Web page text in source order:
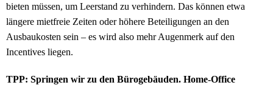
bieten müssen, um Leerstand zu verhindern. Das können etwa
längere mietfreie Zeiten oder höhere Beteiligungen an den
Ausbaukosten sein – es wird also mehr Augenmerk auf den
Incentives liegen.
TPP: Springen wir zu den Bürogebäuden. Home-Office